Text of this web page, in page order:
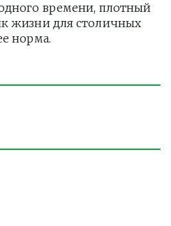
времени, плотный
жизни для столичных
норма.